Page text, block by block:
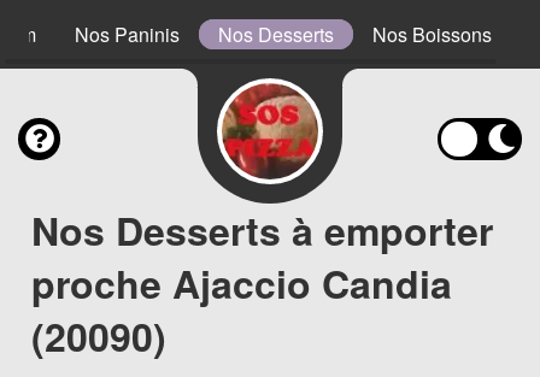
cm Nos Paninis Nos Desserts Nos Boissons
Nos Desserts à emporter
proche Ajaccio Candia
(20090)